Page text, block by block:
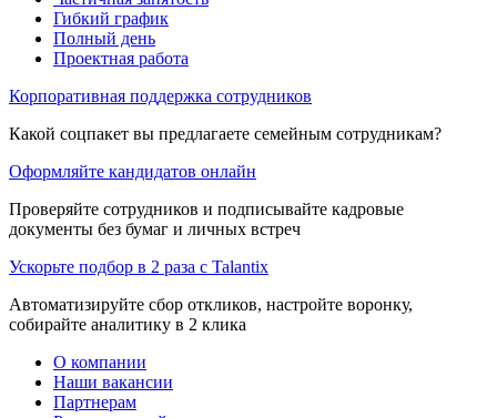
Гибкий график
Полный день
Проектная работа
Корпоративная поддержка сотрудников
Какой соцпакет вы предлагаете семейным сотрудникам?
Оформляйте кандидатов онлайн
Проверяйте сотрудников и подписывайте кадровые
документы без бумаг и личных встреч
Ускорьте подбор в 2 раза с Talantix
Автоматизируйте сбор откликов, настройте воронку,
собирайте аналитику в 2 клика
О компании
Наши вакансии
Партнерам